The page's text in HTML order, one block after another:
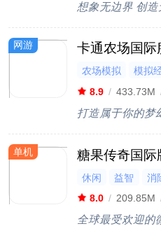
想象无边界 创造
网游 卡通农场国
农场模拟 模拟
模拟
8.9 / 433.73M
打造属于你的梦
单机 糖果传奇国
休闲 益智
消
8.0 / 209.85M
全球最受欢迎的